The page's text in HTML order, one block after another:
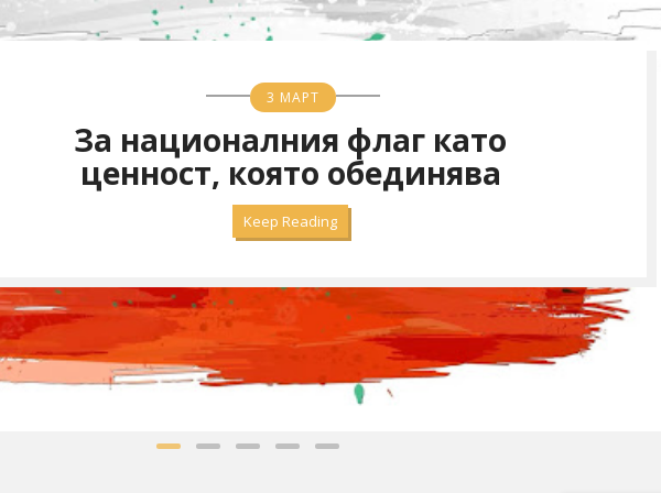
ДЖЕЙСЪН СЪДЕЙКИС
Какво научих от Тед Ласо и
сериала на Apple TV
Keep Reading